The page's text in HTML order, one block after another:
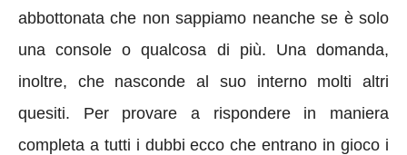
abbottonata che non sappiamo neanche se è solo
una console o qualcosa di più. Una domanda,
inoltre, che nasconde al suo interno molti altri
quesiti. Per provare a rispondere in maniera
completa a tutti i dubbi ecco che entrano in gioco i